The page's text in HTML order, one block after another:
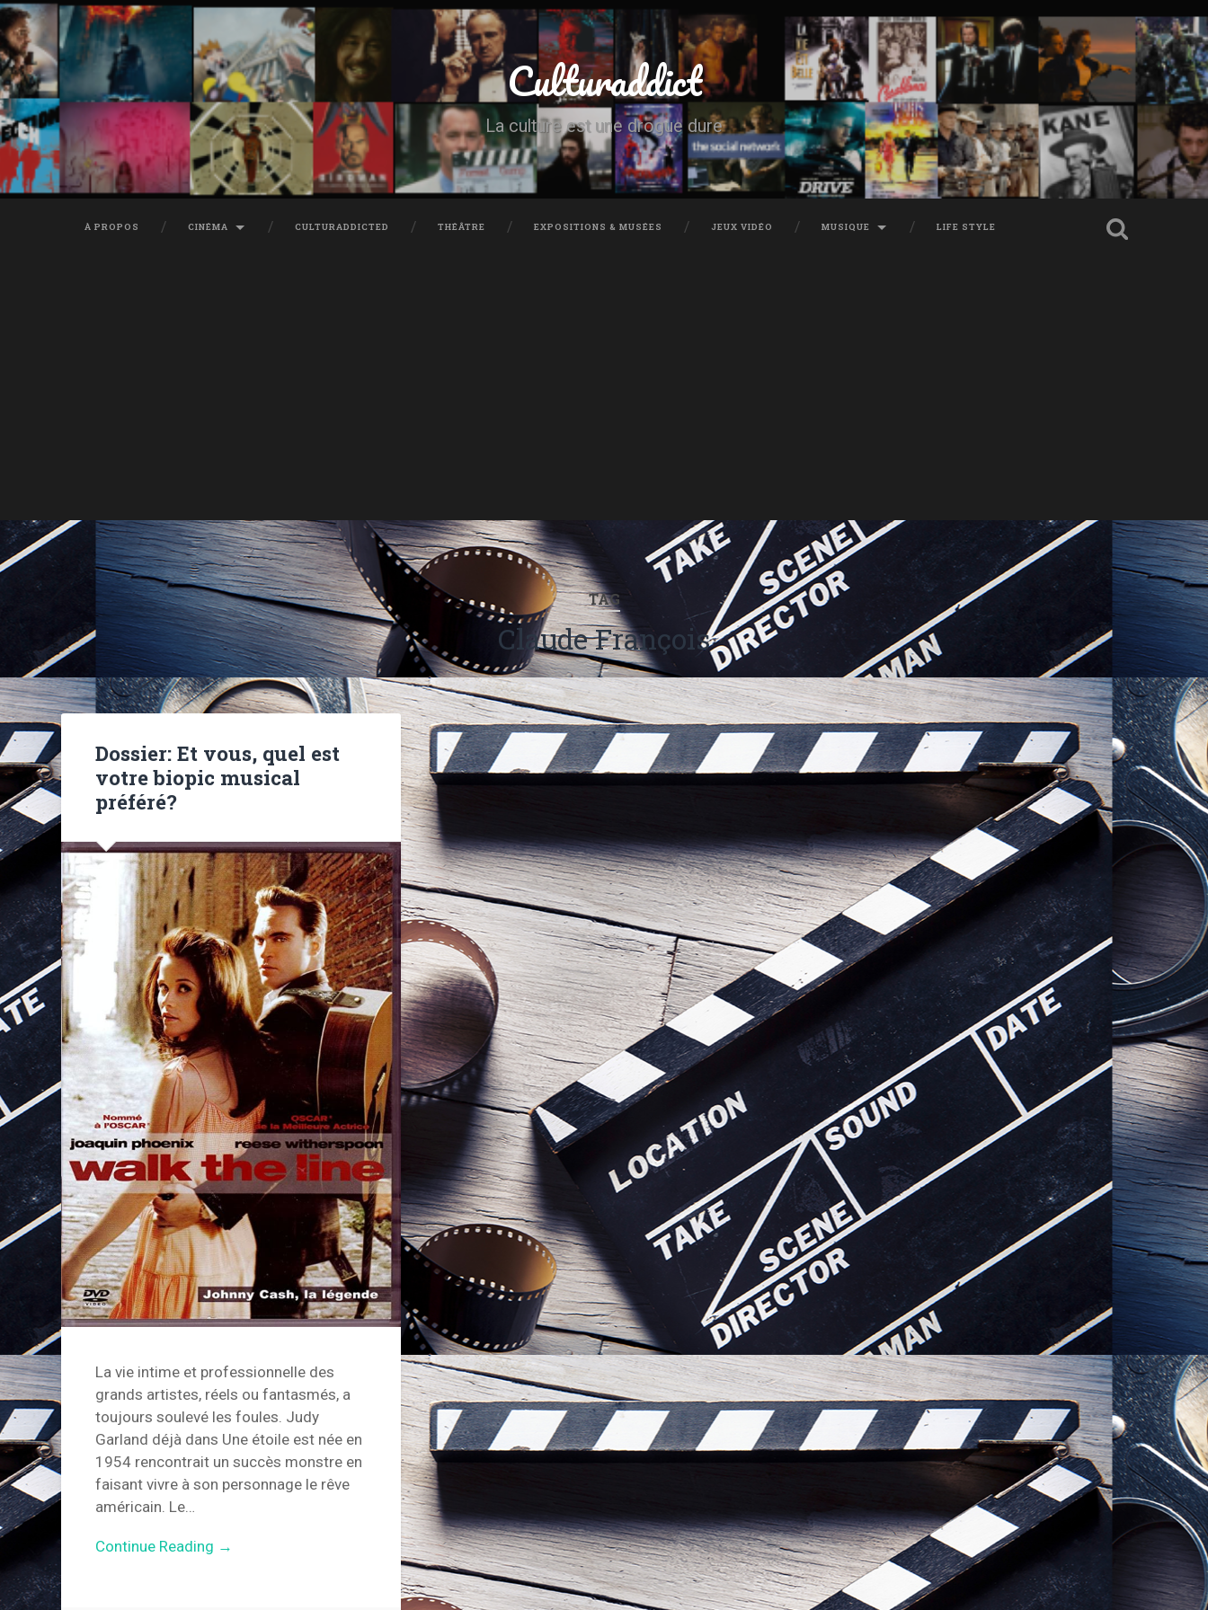
Culturaddict
La culture est une drogue dure
À PROPOS CINÉMA CULTURADDICTED THÉÂTRE EXPOSITIONS & MUSÉES JEUX VIDÉO MUSIQUE LIFE STYLE
TAG
Claude François
Dossier: Et vous, quel est
votre biopic musical
préféré?
La vie intime et professionnelle des
grands artistes, réels ou fantasmés, a
toujours soulevé les foules. Judy
Garland déjà dans Une étoile est née en
1954 rencontrait un succès monstre en
faisant vivre à son personnage le rêve
américain. Le…
Continue Reading →